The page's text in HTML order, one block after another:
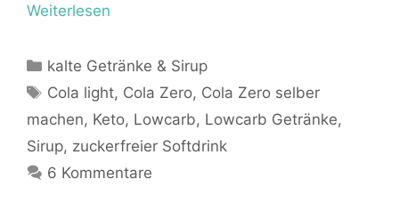
Weiterlesen
Kategorien
kalte Getränke & Sirup
Schlagwörter
Cola light, Cola Zero, Cola Zero selber
machen, Keto, Lowcarb, Lowcarb Getränke,
Sirup, zuckerfreier Softdrink
6 Kommentare